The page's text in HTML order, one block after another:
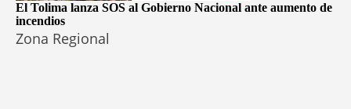
El Tolima lanza SOS al Gobierno Nacional ante aumento de
incendios
Zona Regional